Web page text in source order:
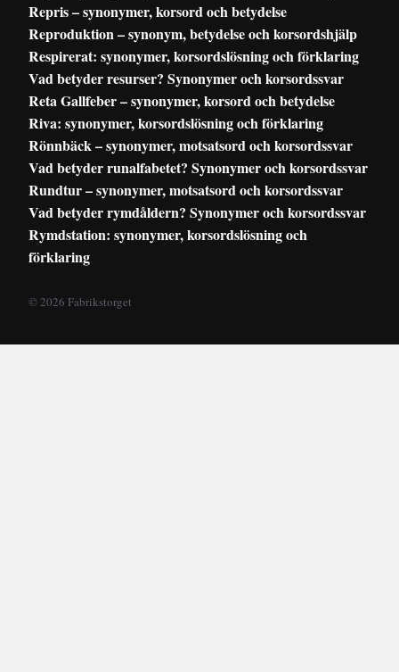
Repris – synonymer, korsord och betydelse
Reproduktion – synonym, betydelse och korsordshjälp
Respirerat: synonymer, korsordslösning och förklaring
Vad betyder resurser? Synonymer och korsordssvar
Reta Gallfeber – synonymer, korsord och betydelse
Riva: synonymer, korsordslösning och förklaring
Rönnbäck – synonymer, motsatsord och korsordssvar
Vad betyder runalfabetet? Synonymer och korsordssvar
Rundtur – synonymer, motsatsord och korsordssvar
Vad betyder rymdåldern? Synonymer och korsordssvar
Rymdstation: synonymer, korsordslösning och
förklaring
© 2026 Fabrikstorget